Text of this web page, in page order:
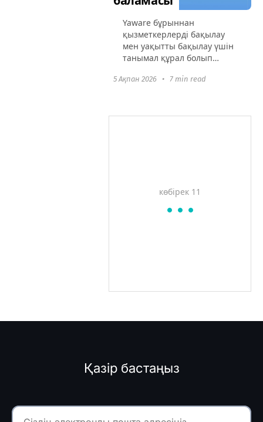
Yaware бұрыннан
қызметкерлерді бақылау
мен уақытты бақылау үшін
танымал құрал болып
нарықта лайықты
Кейбір компаниялар
5 Ақпан 2026 • 7 min read
көбірек 11
Қазір бастаңыз